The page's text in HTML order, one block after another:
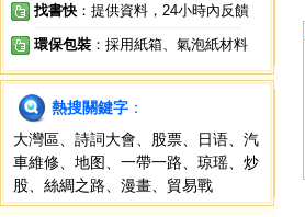
找書快 ：提供資料，24小時內反饋
環保包裝 ：採用紙箱、氣泡紙材料
熱搜關鍵字 ：
大灣區
詩詞大會 股票 日语
汽
車維修
地图 一帶一路 琼瑶
炒
股
絲綢之路 漫畫 貿易戰